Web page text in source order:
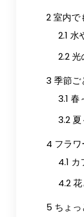
2室内で
2.1 水
2.2光
3 季節ご
3.1 春
3.2夏
4 フラ
4.1 カ
4.2花
5 ちょ